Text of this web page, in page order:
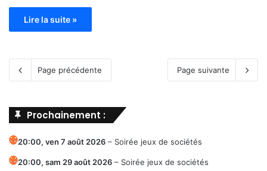
Lire la suite »
Page précédente Page suivante
Prochainement :
20:00, ven 7 août 2026 – Soirée jeux de sociétés
20:00, sam 29 août 2026 – Soirée jeux de sociétés